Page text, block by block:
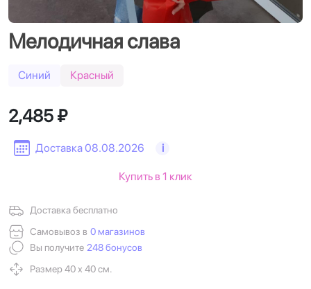
Мелодичная слава
Синий Красный
Доставка 08.08.2026 i
2,485 ₽
Доставка бесплатно
Самовывоз в 0 магазинов
Вы получите 248 бонусов
Размер 40 х 40 см.
Купить в 1 клик